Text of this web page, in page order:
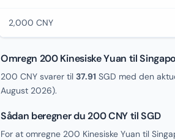
2,000 CNY
Omregn 200 Kinesiske Yuan til
200 CNY svarer til 37.91 SGD med den
August 2026).
Sådan beregner du 200 CNY til SGD
For at omregne 200 Kinesiske Yuan til